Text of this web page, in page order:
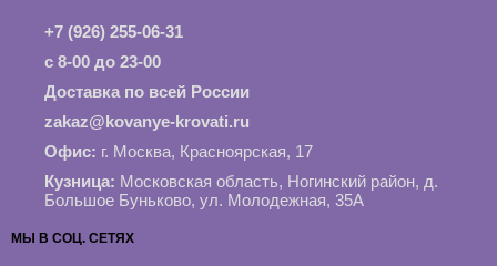
+7 (926) 255-06-31
с 8-00 до 23-00
Доставка по всей России
zakaz@kovanye-krovati.ru
Офис: г. Москва, Красноярская, 17
Кузница: Московская область, Ногинский район, д.
Большое Буньково, ул. Молодежная, 35А
МЫ В СОЦ. СЕТЯХ